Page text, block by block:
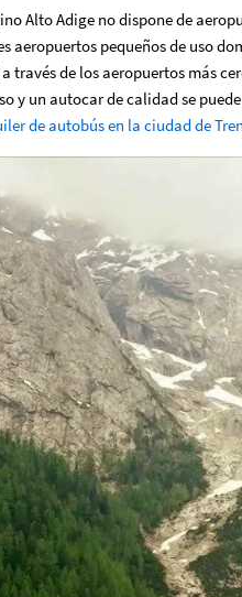
Alto Adige no dispone de
aeropuertos pequeños de uso
través de los aeropuertos más
y un autocar de calidad se
de autobús en la ciudad de